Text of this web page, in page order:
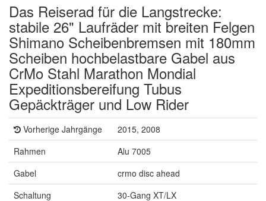
Das Reiserad für die Langstrecke:
stabile 26" Laufräder mit breiten Felgen
Shimano Scheibenbremsen mit 180mm
Scheiben hochbelastbare Gabel aus
CrMo Stahl Marathon Mondial
Expeditionsbereifung Tubus
Gepäckträger und Low Rider
Vorherige Jahrgänge
2015, 2008
Rahmen
Alu 7005
Gabel
crmo disc ahead
Schaltung
30-Gang XT/LX